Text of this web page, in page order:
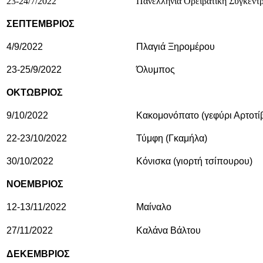
ΣΕΠΤΕΜΒΡΙΟΣ
4/9/2022 Πλαγιά Ξηρομέρου
23-25/9/2022 Όλυμπος
ΟΚΤΩΒΡΙΟΣ
9/10/2022 Κακομονόπατο (γεφύρι
22-23/10/2022 Τύμφη (Γκαμήλα)
30/10/2022 Κόνισκα (γιορτή τσίπουρου)
ΝΟΕΜΒΡΙΟΣ
12-13/11/2022 Μαίναλο
27/11/2022 Καλάνα Βάλτου
ΔΕΚΕΜΒΡΙΟΣ